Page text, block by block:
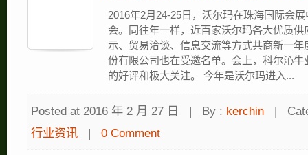
2016年2月24-25日，沃尔玛在珠海国际会
会。同往年一样，近百家沃尔玛各大优质
示、贸易洽谈、信息交流等方式共商新一
份有限公司也在受邀名单。会上，科尔沁
的好评和极大关注。 今年是沃尔玛进入...
Posted at 2016 年 2 月 27 日 | By : kerchin |
行业资讯
| 0 Comment